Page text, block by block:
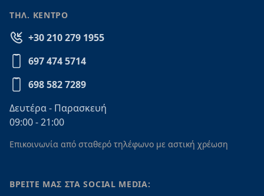
ΤΗΛ. ΚΕΝΤΡΟ
+30 210 279 1955
697 474 5714
698 582 7289
Δευτέρα - Παρασκευή
09:00 - 21:00
Επικοινωνία από σταθερό τηλέφωνο με αστική χρέωση
ΒΡΕΙΤΕ ΜΑΣ ΣΤΑ SOCIAL MEDIA: